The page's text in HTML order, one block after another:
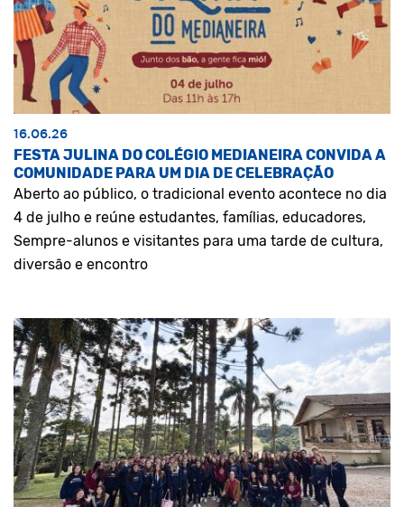
16.06.26
FESTA JULINA DO COLÉGIO MEDIANEIRA CONVIDA A
COMUNIDADE PARA UM DIA DE CELEBRAÇÃO
Aberto ao público, o tradicional evento acontece no dia
4 de julho e reúne estudantes, famílias, educadores,
Sempre-alunos e visitantes para uma tarde de cultura,
diversão e encontro